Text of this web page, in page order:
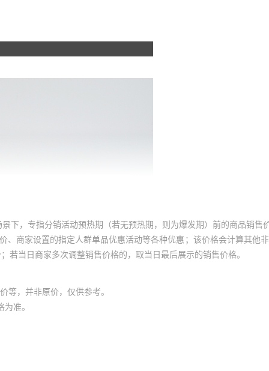
下，专指分销活动预热期（若无预热期，则为爆发期）前的商品销售
商家设置的指定人群单品优惠活动等各种优惠；该价格会计算其他
当日商家多次调整销售价格的，取当日最后展示的销售价格。
等，并非原价，仅供参考。
准。